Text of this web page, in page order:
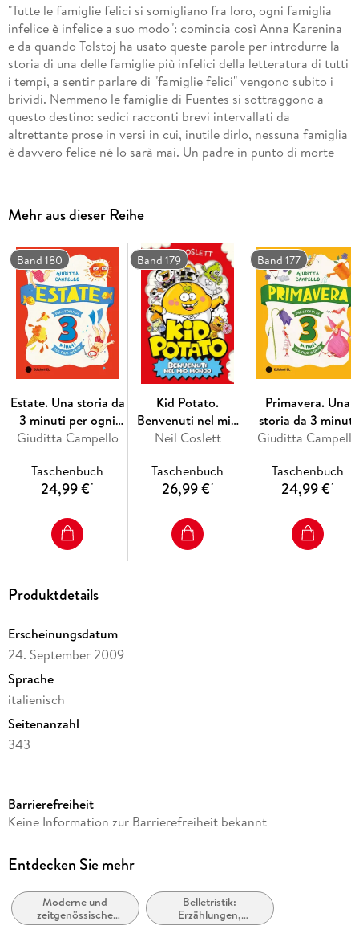
"Tutte le famiglie felici si somigliano fra loro, ogni famiglia
infelice è infelice a suo modo": comincia così Anna Karenina
e da quando Tolstoj ha usato queste parole per introdurre la
storia di una delle famiglie più infelici della letteratura di tutti
i tempi, a sentir parlare di "famiglie felici" vengono subito i
brividi. Nemmeno le famiglie di Fuentes si sottraggono a
questo destino: sedici racconti brevi intervallati da
altrettante prose in versi in cui, inutile dirlo, nessuna famiglia
è davvero felice né lo sarà mai. Un padre in punto di morte
molto meno avvenente. Una madre intrattiene una
corrispondenza con l'assassino di sua figlia. Un fratello
scredita l'altro pur di non compromettere la sua carriera. Un
amante gay tradisce il suo storico partner per un giovincello.
Das Urheberrecht an bibliographischen und
produktbeschreibenden Daten und an den bereitgestellten
Bildern liegt bei Informazioni Editoriali, I.E. S.r.l., oder beim
Herausgeber oder demjenigen, der die Genehmigung erteilt
hat. Alle Rechte vorbehalten.
Mehr aus dieser Reihe
Band 180
Estate. Una storia da
3 minuti per ogni
giorno
Giuditta Campello
Taschenbuch
24,99 €*
Band 179
Kid Potato.
Benvenuti nel mio
mondo
Neil Coslett
Taschenbuch
26,99 €*
Band 177
Primavera. Una
storia da 3 minuti
per ogni giorno
Giuditta Campello
Taschenbuch
24,99 €*
Produktdetails
Erscheinungsdatum
24. September 2009
Sprache
italienisch
Seitenanzahl
343
Autor/Autorin
Übersetzung
Verlag/Hersteller
Il Saggiatore
Barrierefreiheit
Keine Information zur Barrierefreiheit bekannt
Entdecken Sie mehr
Moderne und
zeitgenössische
Belletristik: allgemein
Belletristik:
Erzählungen,
Kurzgeschichten,